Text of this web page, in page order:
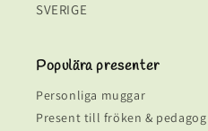
SVERIGE
Populära presenter
Personliga muggar
Present till fröken & pedagog